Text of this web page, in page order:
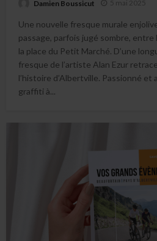
Damien Boussicut 5 mai 2025
Une nouvelle fresque murale
passage, parfois jugé sombre, entre
la place du Petit Marché. D’une
fresque de l’artiste Alan Ezur
l’histoire d’Albertville. Passionné
graffiti à...